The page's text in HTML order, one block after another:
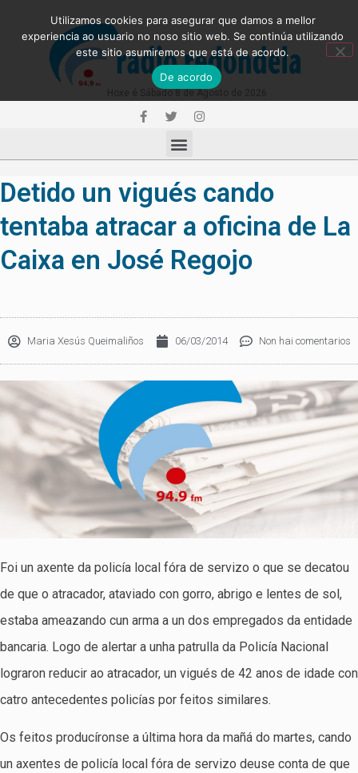
Detido un vigués cando
tentaba atracar a oficina de La
Caixa en José Regojo
Maria Xesús Queimaliños 06/03/2014 Non hai comentarios
Foi un axente da policía local fóra de servizo o que se decatou
de que o atracador, ataviado con gorro, abrigo e lentes de sol,
estaba ameazando cun arma a un dos empregados da entidade
bancaria. Logo de alertar a unha patrulla da Policía Nacional
lograron reducir ao atracador, un vigués de 42 anos de idade con
catro antecedentes policías por feitos similares.
Os feitos producíronse a última hora da mañá do martes, cando
un axentes de policía local fóra de servizo deuse conta de que
Utilizamos cookies para asegurar que damos a mellor
experiencia ao usuario no noso sitio web. Se continúa utilizando
este sitio asumiremos que está de acordo.
De acordo